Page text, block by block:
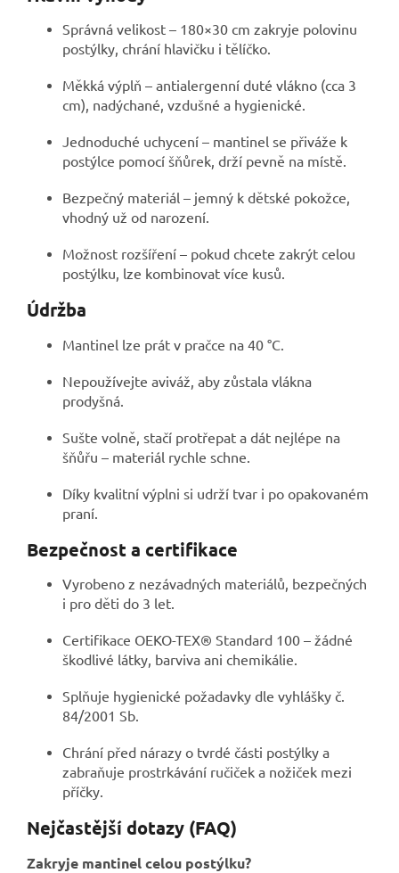
Správná velikost – 180×30 cm zakryje polovinu
postýlky, chrání hlavičku i tělíčko.
Měkká výplň – antialergenní duté vlákno (cca 3
cm), nadýchané, vzdušné a hygienické.
Jednoduché uchycení – mantinel se přiváže k
postýlce pomocí šňůrek, drží pevně na místě.
Bezpečný materiál – jemný k dětské pokožce,
vhodný už od narození.
Možnost rozšíření – pokud chcete zakrýt celou
postýlku, lze kombinovat více kusů.
Údržba
Mantinel lze prát v pračce na 40 °C.
Nepoužívejte aviváž, aby zůstala vlákna
prodyšná.
Sušte volně, stačí protřepat a dát nejlépe na
šňůřu – materiál rychle schne.
Díky kvalitní výplni si udrží tvar i po opakovaném
praní.
Bezpečnost a certifikace
Vyrobeno z nezávadných materiálů, bezpečných
i pro děti do 3 let.
Certifikace OEKO-TEX® Standard 100 – žádné
škodlivé látky, barviva ani chemikálie.
Splňuje hygienické požadavky dle vyhlášky č.
84/2001 Sb.
Chrání před nárazy o tvrdé části postýlky a
zabraňuje prostrkávání ručiček a nožiček mezi
příčky.
Nejčastější dotazy (FAQ)
Zakryje mantinel celou postýlku?